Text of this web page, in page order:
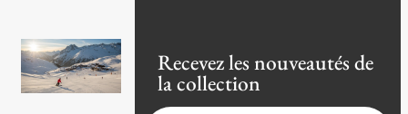
Recevez les nouveautés de
la collection